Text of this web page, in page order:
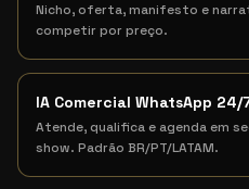
Nicho, oferta, manifesto e
competir por preço.
IA Comercial WhatsApp 24/
Atende, qualifica e agenda em
show. Padrão BR/PT/LATAM.